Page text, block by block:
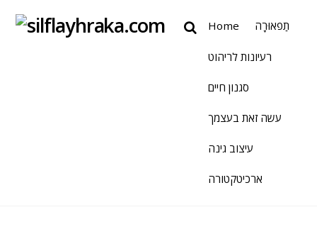
Home תַפאוּרָה
רעיונות לריהוט
סגנון חיים
עשה זאת בעצמך
עיצוב גינה
ארכיטקטורה